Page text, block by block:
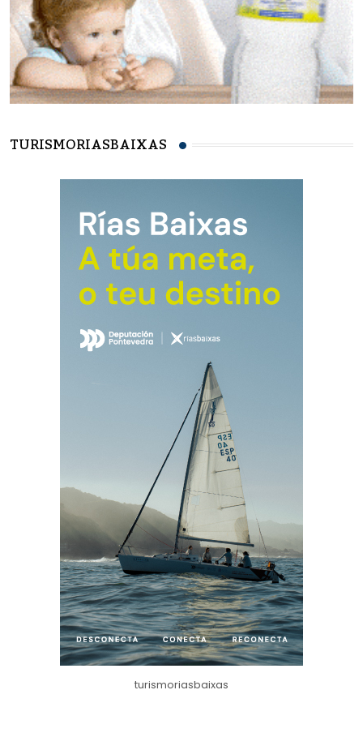
TURISMORIASBAIXAS
turismoriasbaixas